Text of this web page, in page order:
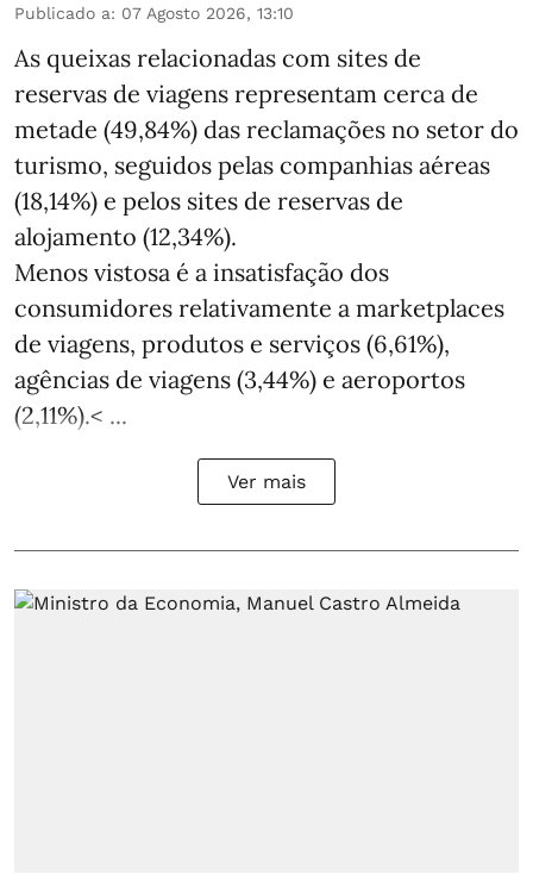
Publicado a: 07 Agosto 2026, 13:10
As queixas relacionadas com sites de
reservas de viagens representam cerca de
metade (49,84%) das reclamações no setor do
turismo, seguidos pelas companhias aéreas
(18,14%) e pelos sites de reservas de
alojamento (12,34%).
Menos vistosa é a insatisfação dos
consumidores relativamente a marketplaces
de viagens, produtos e serviços (6,61%),
agências de viagens (3,44%) e aeroportos
(2,11%).< ...
Ver mais